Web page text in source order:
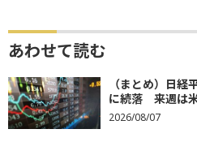
あわせて読む
（まとめ）日
に続落 来週は
2026/08/07